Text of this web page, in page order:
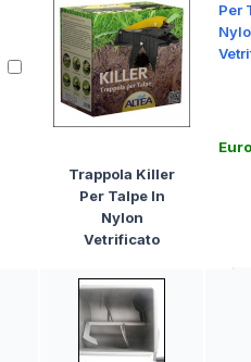
Trappola Killer
Per Talpe In
Nylon
Vetrificato
Per